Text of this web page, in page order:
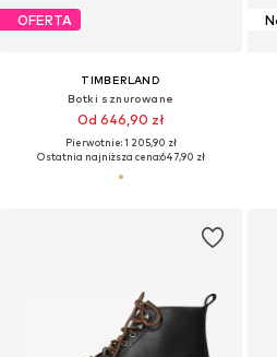
OFERTA
TIMBERLAND
Botki sznurowane
Od 646,90 zł
Pierwotnie: 1 205,90 zł
Ostatnia najniższa cena:647,90 zł